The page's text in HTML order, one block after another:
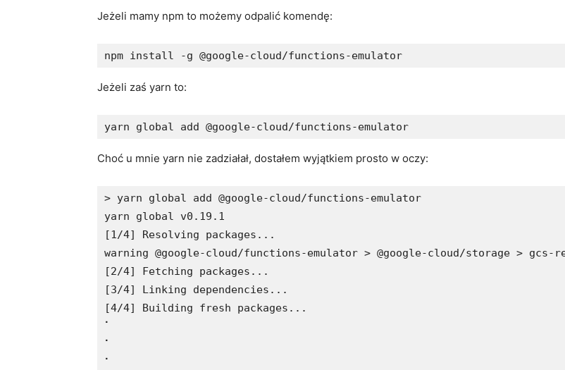
Jeżeli mamy npm to możemy odpalić komendę:
npm install -g @google-cloud/functions-emulator
Jeżeli zaś yarn to:
yarn global add @google-cloud/functions-emulator
Choć u mnie yarn nie zadziałał, dostałem wyjątkiem prosto w oczy:
> yarn global add @google-cloud/functions-emulator
yarn global v0.19.1
[1/4] Resolving packages...
warning @google-cloud/functions-emulator > @google-cloud/storage >
[2/4] Fetching packages...
[3/4] Linking dependencies...
[4/4] Building fresh packages...
⠁
⠁
⠁